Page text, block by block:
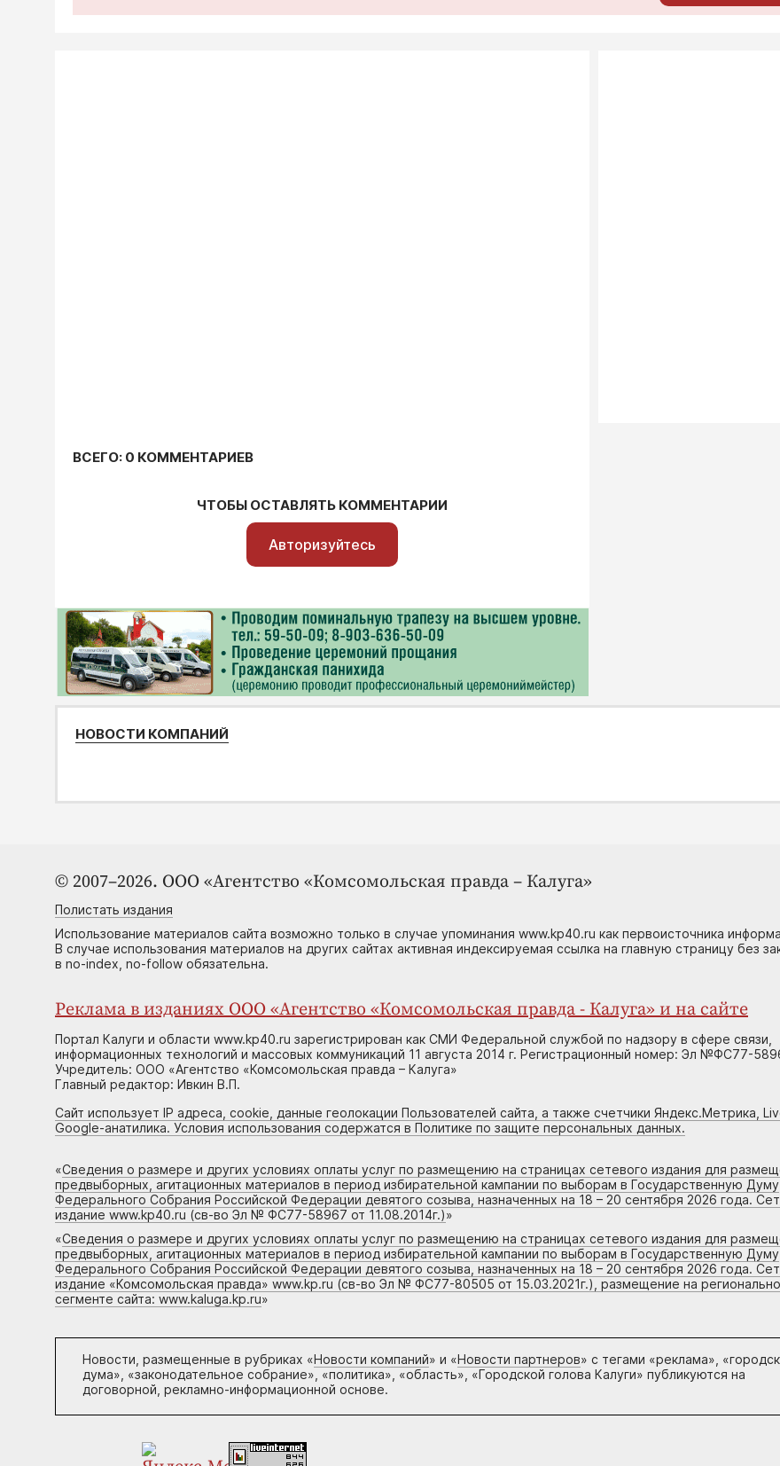
ВСЕГО: 0 КОММЕНТАРИЕВ
ЧТОБЫ ОСТАВЛЯТЬ КОММЕНТАРИИ
Авторизуйтесь
НОВОСТИ КОМПАНИЙ
© 2007–2026. ООО «Агентство «Комсомольская правда – Калуга»
Полистать издания
Использование материалов сайта возможно только в случае упоминания www.kp40.ru как первоисточника
В случае использования материалов на других сайтах активная индексируемая ссылка на главную страницу без
в no-index, no-follow обязательна.
Реклама в изданиях ООО «Агентство «Комсомольская правда - Калуга» и на сайте
Портал Калуги и области www.kp40.ru зарегистрирован как СМИ Федеральной службой по надзору в сфере связи,
информационных технологий и массовых коммуникаций 11 августа 2014 г. Регистрационный номер: Эл №ФС77-
Учредитель: ООО «Агентство «Комсомольская правда – Калуга»
Главный редактор: Ивкин В.П.
Сайт использует IP адреса, cookie, данные геолокации Пользователей сайта, а также счетчики Яндекс.Метрика,
Google-анатилика. Условия использования содержатся в Политике по защите персональных данных.
«Сведения о размере и других условиях оплаты услуг по размещению на страницах сетевого издания для
предвыборных, агитационных материалов в период избирательной кампании по выборам в Государственную Думу
Федерального Собрания Российской Федерации девятого созыва, назначенных на 18 – 20 сентября 2026 года.
издание www.kp40.ru (св-во Эл № ФС77-58967 от 11.08.2014г.)»
«Сведения о размере и других условиях оплаты услуг по размещению на страницах сетевого издания для
предвыборных, агитационных материалов в период избирательной кампании по выборам в Государственную Думу
Федерального Собрания Российской Федерации девятого созыва, назначенных на 18 – 20 сентября 2026 года.
издание «Комсомольская правда» www.kp.ru (св-во Эл № ФС77-80505 от 15.03.2021г.), размещение на
сегменте сайта: www.kaluga.kp.ru»
Новости, размещенные в рубриках «Новости компаний» и «Новости партнеров» с тегами «реклама»,
дума», «законодательное собрание», «политика», «область», «Городской голова Калуги» публикуются на
договорной, рекламно-информационной основе.